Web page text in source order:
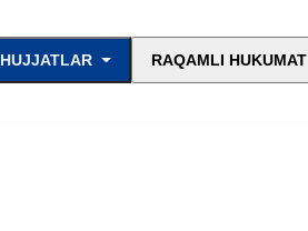
HUJJATLAR RAQAMLI HUKUMAT